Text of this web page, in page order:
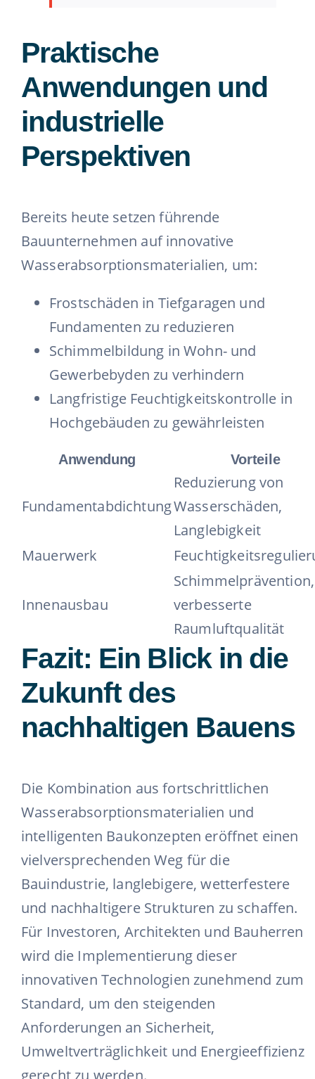
Praktische
Anwendungen und
industrielle
Perspektiven
Bereits heute setzen führende
Bauunternehmen auf innovative
Wasserabsorptionsmaterialien, um:
Frostschäden in Tiefgaragen und
Fundamenten zu reduzieren
Schimmelbildung in Wohn- und
Gewerbebyden zu verhindern
Langfristige Feuchtigkeitskontrolle in
Hochgebäuden zu gewährleisten
Anwendung Vorteile
Fundamentabdichtung
Reduzierung von
Wasserschäden,
Langlebigkeit
Mauerwerk
Innenausbau
Schimmelprävention,
verbesserte
Raumluftqualität
Fazit: Ein Blick in die
Zukunft des
nachhaltigen Bauens
Die Kombination aus fortschrittlichen
Wasserabsorptionsmaterialien und
intelligenten Baukonzepten eröffnet einen
vielversprechenden Weg für die
Bauindustrie, langlebigere, wetterfestere
und nachhaltigere Strukturen zu schaffen.
Für Investoren, Architekten und Bauherren
wird die Implementierung dieser
innovativen Technologien zunehmend zum
Standard, um den steigenden
Anforderungen an Sicherheit,
Umweltverträglichkeit und Energieeffizienz